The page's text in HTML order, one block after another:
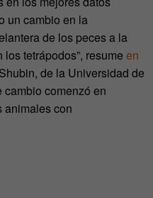
un cambio en la
de los peces a la
tetrápodos”, resume en
de la Universidad de
cambio comenzó en
animales con